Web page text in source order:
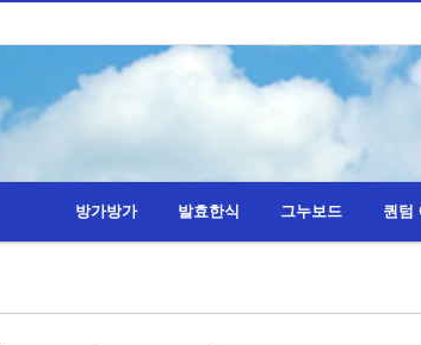
방가방가 발효한식 그누보드 퀀텀